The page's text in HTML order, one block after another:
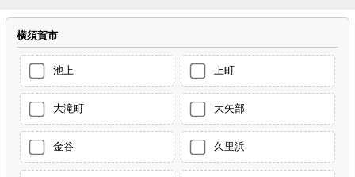
横須賀市
池上 上町
大滝町 大矢部
金谷 久里浜